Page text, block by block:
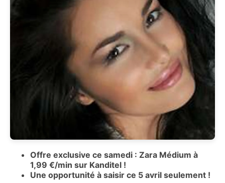
Offre exclusive ce samedi : Zara Médium à
1,99 €/min sur Kanditel !
Une opportunité à saisir ce 5 avril seulement !